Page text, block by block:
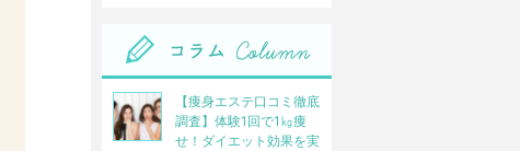
【痩身エステ口コミ徹底
調査】体験1回で1㎏痩
せ！ダイエット効果を実